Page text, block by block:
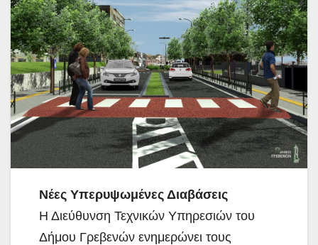
Νέες Υπερυψωμένες Διαβάσεις
Η Διεύθυνση Τεχνικών Υπηρεσιών του
Δήμου Γρεβενών ενημερώνει τους